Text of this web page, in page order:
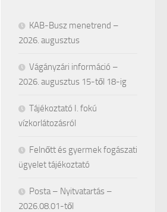
KAB-Busz menetrend –
2026. augusztus
Vágányzári információ –
2026. augusztus 15-től 18-ig
Tájékoztató I. fokú
vízkorlátozásról
Felnőtt és gyermek fogászati
ügyelet tájékoztató
Posta – Nyitvatartás –
2026.08.01-től